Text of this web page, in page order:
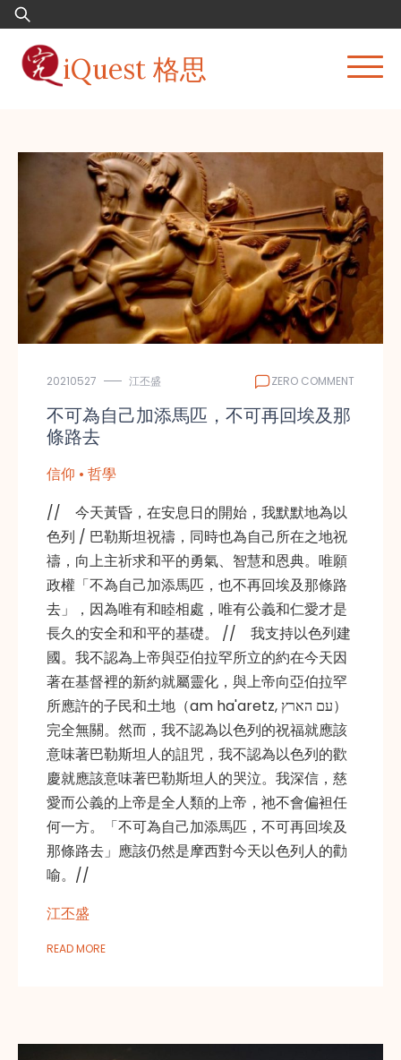
Skip
to
content
Search
for:
iQuest 格思
20210527 江丕盛 ZERO COMMENT
不可為自己加添馬匹，不可再回埃及那
條路去
信仰 • 哲學
// 今天黃昏，在安息日的開始，我默默地為以
色列 / 巴勒斯坦祝禱，同時也為自己所在之地祝
禱，向上主祈求和平的勇氣、智慧和恩典。唯願
政權「不為自己加添馬匹，也不再回埃及那條路
去」，因為唯有和睦相處，唯有公義和仁愛才是
長久的安全和和平的基礎。 // 我支持以色列建
國。我不認為上帝與亞伯拉罕所立的約在今天因
著在基督裡的新約就屬靈化，與上帝向亞伯拉罕
所應許的子民和土地（am ha'aretz, עם הארץ）
完全無關。然而，我不認為以色列的祝福就應該
意味著巴勒斯坦人的詛咒，我不認為以色列的歡
慶就應該意味著巴勒斯坦人的哭泣。我深信，慈
愛而公義的上帝是全人類的上帝，祂不會偏袒任
何一方。「不可為自己加添馬匹，不可再回埃及
那條路去」應該仍然是摩西對今天以色列人的勸
喻。//
江丕盛
READ MORE